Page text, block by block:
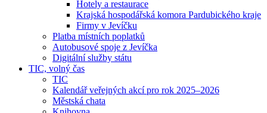
Hotely a restaurace
Krajská hospodářská komora Pardubického kraje
Firmy v Jevíčku
Platba místních poplatků
Autobusové spoje z Jevíčka
Digitální služby státu
TIC, volný čas
TIC
Kalendář veřejných akcí pro rok 2025–2026
Městská chata